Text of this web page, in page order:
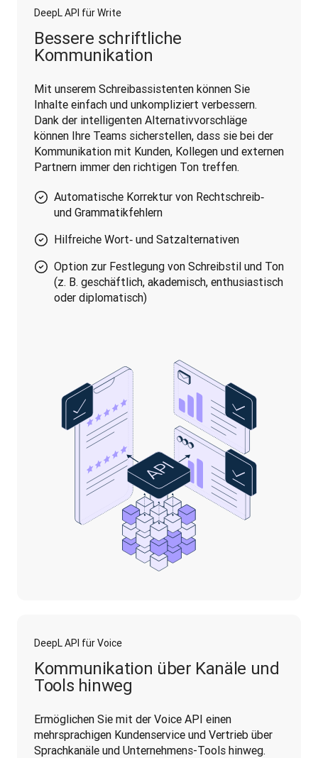
DeepL API für Write
Bessere schriftliche
Kommunikation
Mit unserem Schreibassistenten können Sie
Inhalte einfach und unkompliziert verbessern.
Dank der intelligenten Alternativvorschläge
können Ihre Teams sicherstellen, dass sie bei der
Kommunikation mit Kunden, Kollegen und externen
Partnern immer den richtigen Ton treffen.
Automatische Korrektur von Rechtschreib‑
und Grammatikfehlern
Hilfreiche Wort‑ und Satzalternativen
Option zur Festlegung von Schreibstil und Ton
(z. B. geschäftlich, akademisch, enthusiastisch
oder diplomatisch)
DeepL API für Voice
Kommunikation über Kanäle und
Tools hinweg
Ermöglichen Sie mit der Voice API einen
mehrsprachigen Kundenservice und Vertrieb über
Sprachkanäle und Unternehmens-Tools hinweg.